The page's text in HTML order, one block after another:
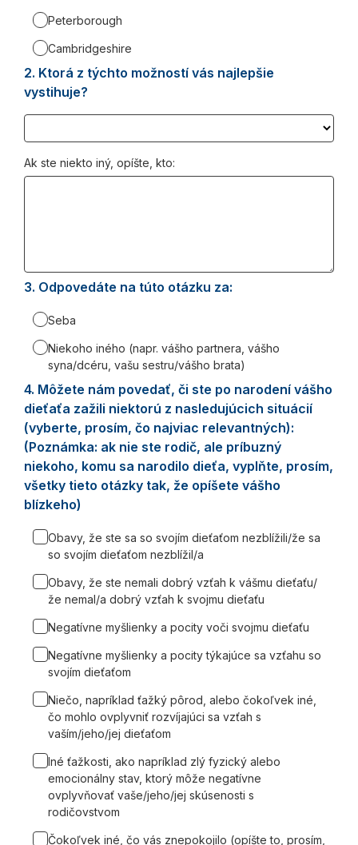
Peterborough
Cambridgeshire
2. Question
2.
Ktorá z týchto možností vás najlepšie
vystihuje?
Ak ste niekto iný, opíšte, kto:
3. Question
Odpovedáte na túto otázku za:
Seba
Niekoho iného (napr. vášho partnera, vášho
syna/dcéru, vašu sestru/vášho brata)
4. Question
4.
Môžete nám povedať, či ste po narodení vášho
dieťaťa zažili niektorú z nasledujúcich situácií
(vyberte, prosím, čo najviac relevantných):
(Poznámka: ak nie ste rodič, ale príbuzný
niekoho, komu sa narodilo dieťa, vyplňte, prosím,
všetky tieto otázky tak, že opíšete vášho
blízkeho)
Obavy, že ste sa so svojím dieťaťom nezblížili/že sa
so svojím dieťaťom nezblížil/a
Obavy, že ste nemali dobrý vzťah k vášmu dieťaťu/
že nemal/a dobrý vzťah k svojmu dieťaťu
Negatívne myšlienky a pocity voči svojmu dieťaťu
Negatívne myšlienky a pocity týkajúce sa vzťahu so
svojím dieťaťom
Niečo, napríklad ťažký pôrod, alebo čokoľvek iné,
čo mohlo ovplyvniť rozvíjajúci sa vzťah s
vaším/jeho/jej dieťaťom
Iné ťažkosti, ako napríklad zlý fyzický alebo
emocionálny stav, ktorý môže negatívne
ovplyvňovať vaše/jeho/jej skúsenosti s
rodičovstvom
Čokoľvek iné, čo vás znepokojilo (opíšte to, prosím,